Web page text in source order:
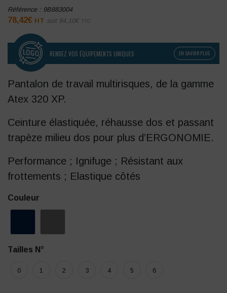
Référence : 9B883004
78,42€ HT soit 94,10€ TTC
RENDEZ VOS ÉQUIPEMENTS UNIQUES EN SAVOIR PLUS
Pantalon de travail multirisques, de la gamme
Atex 320 XP.
Ceinture élastiquée, réhausse dos et passant
trapèze milieu dos pour plus d’ERGONOMIE.
Performance ; Ignifuge ; Résistant aux
frottements ; Elastique côtés
Couleur
Tailles N°
0 1 2 3 4 5 6